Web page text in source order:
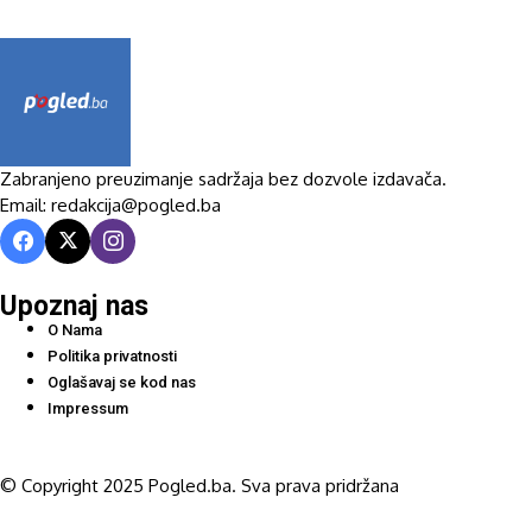
Zabranjeno preuzimanje sadržaja bez dozvole izdavača.
Email: redakcija@pogled.ba
Upoznaj nas
O Nama
Politika privatnosti
Oglašavaj se kod nas
Impressum
© Copyright 2025 Pogled.ba. Sva prava pridržana